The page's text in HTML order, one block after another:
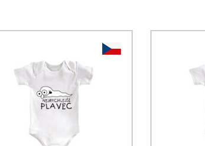
Oboznámil
(Povinné)